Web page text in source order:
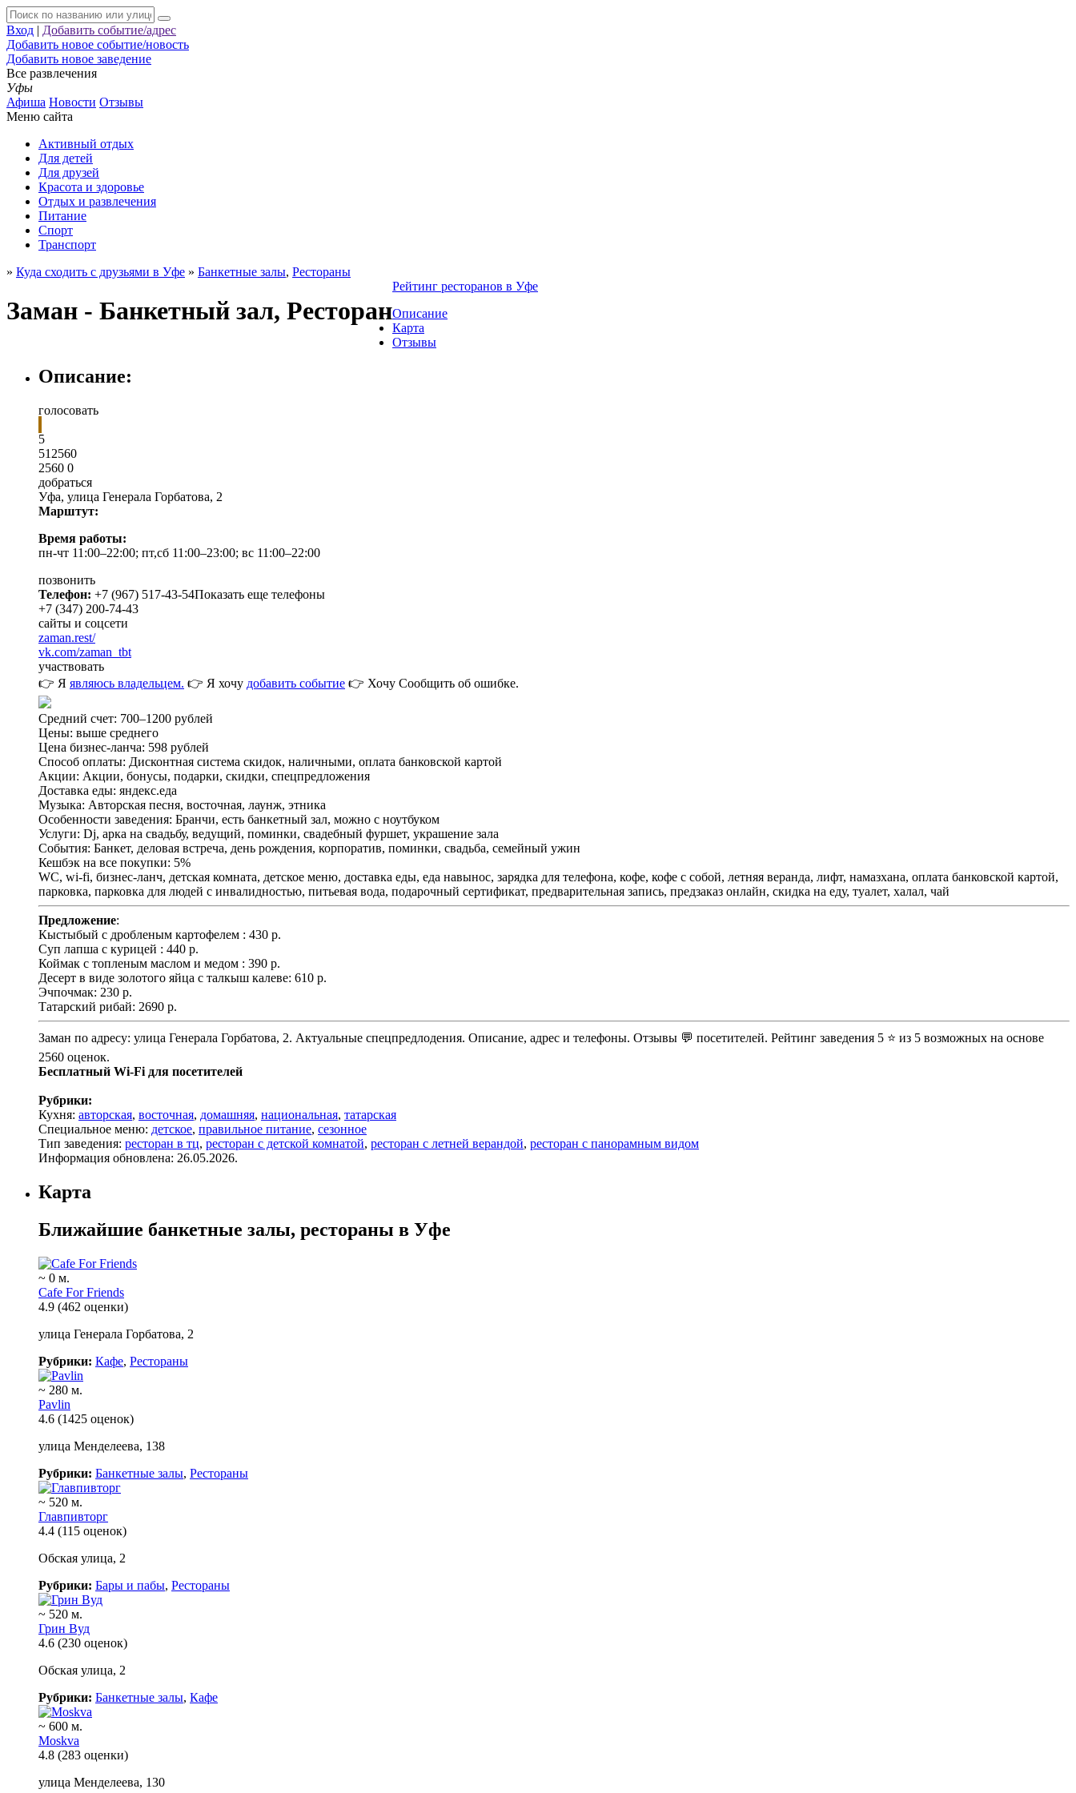
Вход | Добавить событие/адрес
Добавить новое событие/новость
Добавить новое заведение
Все развлечения
Уфы
Афиша Новости Отзывы
Меню сайта
Активный отдых
Для детей
Для друзей
Красота и здоровье
Отдых и развлечения
Питание
Спорт
Транспорт
» Куда сходить с друзьями в Уфе » Банкетные залы, Рестораны
Заман - Банкетный зал, Ресторан
Рейтинг ресторанов в Уфе
Описание
Карта
Отзывы
Описание:
голосовать
5
51 2560
2560 0
добраться
Уфа, улица Генерала Горбатова, 2
Марштут:
Время работы:
пн-чт 11:00–22:00; пт,сб 11:00–23:00; вс 11:00–22:00
позвонить
Телефон: +7 (967) 517-43-54Показать еще телефоны
+7 (347) 200-74-43
сайты и соцсети
zaman.rest/
vk.com/zaman_tbt
участвовать
👉 Я являюсь владельцем. 👉 Я хочу добавить событие 👉 Хочу Сообщить об ошибке.
Средний счет: 700–1200 рублей
Цены: выше среднего
Цена бизнес-ланча: 598 рублей
Способ оплаты: Дисконтная система скидок, наличными, оплата банковской картой
Акции: Акции, бонусы, подарки, скидки, спецпредложения
Доставка еды: яндекс.еда
Музыка: Авторская песня, восточная, лаунж, этника
Особенности заведения: Бранчи, есть банкетный зал, можно с ноутбуком
Услуги: Dj, арка на свадьбу, ведущий, поминки, свадебный фуршет, украшение зала
События: Банкет, деловая встреча, день рождения, корпоратив, поминки, свадьба, семейный ужин
Кешбэк на все покупки: 5%
WC, wi-fi, бизнес-ланч, детская комната, детское меню, доставка еды, еда навынос, зарядка для телефона, кофе, кофе с собой, летняя веранда, лифт, намазхана, оплата банковской картой,
парковка, парковка для людей с инвалидностью, питьевая вода, подарочный сертификат, предварительная запись, предзаказ онлайн, скидка на еду, туалет, халал, чай
Предложение:
Кыстыбый с дробленым картофелем : 430 р.
Суп лапша с курицей : 440 р.
Коймак с топленым маслом и медом : 390 р.
Десерт в виде золотого яйца с талкыш калеве: 610 р.
Эчпочмак: 230 р.
Татарский рибай: 2690 р.
Заман по адресу: улица Генерала Горбатова, 2. Актуальные спецпредлодения. Описание, адрес и телефоны. Отзывы 💬 посетителей. Рейтинг заведения 5 ⭐ из 5 возможных на основе
2560 оценок.
Бесплатный Wi-Fi для посетителей
Рубрики:
Кухня: авторская, восточная, домашняя, национальная, татарская
Специальное меню: детское, правильное питание, сезонное
Тип заведения: ресторан в тц, ресторан с детской комнатой, ресторан с летней верандой, ресторан с панорамным видом
Информация обновлена: 26.05.2026.
Карта
Ближайшие банкетные залы, рестораны в Уфе
~ 0 м.
Cafe For Friends
4.9 (462 оценки)
улица Генерала Горбатова, 2
Рубрики: Кафе, Рестораны
~ 280 м.
Pavlin
4.6 (1425 оценок)
улица Менделеева, 138
Рубрики: Банкетные залы, Рестораны
~ 520 м.
Главпивторг
4.4 (115 оценок)
Обская улица, 2
Рубрики: Бары и пабы, Рестораны
~ 520 м.
Грин Вуд
4.6 (230 оценок)
Обская улица, 2
Рубрики: Банкетные залы, Кафе
~ 600 м.
Moskva
4.8 (283 оценки)
улица Менделеева, 130